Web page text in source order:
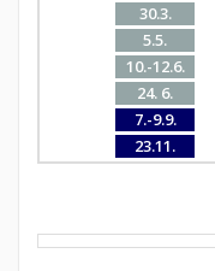
30.3.
5.5.
10.-12.6.
24. 6.
7.-9.9.
23.11.